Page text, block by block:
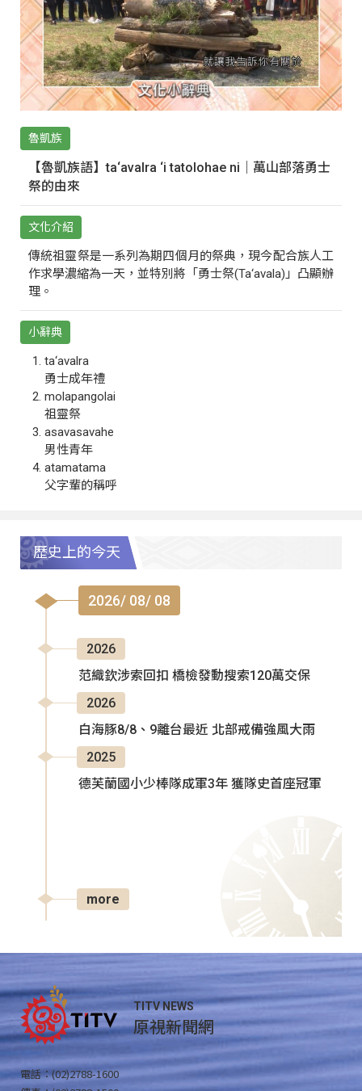
魯凱族
【魯凱族語】ta‘avalra ‘i tatolohae ni｜萬山部落勇士
祭的由來
文化介紹
傳統祖靈祭是一系列為期四個月的祭典，現今配合族人工
作求學濃縮為一天，並特別將「勇士祭(Ta‘avala)」凸顯辦
理。
小辭典
ta‘avalra
勇士成年禮
molapangolai
祖靈祭
asavasavahe
男性青年
atamatama
父字輩的稱呼
歷史上的今天
2026/ 08/ 08
2026
范織欽涉索回扣 橋檢發動搜索120萬交保
2026
白海豚8/8、9離台最近 北部戒備強風大雨
2025
德芙蘭國小少棒隊成軍3年 獲隊史首座冠軍
more
TITV NEWS
原視新聞網
電話：(02)2788-1600